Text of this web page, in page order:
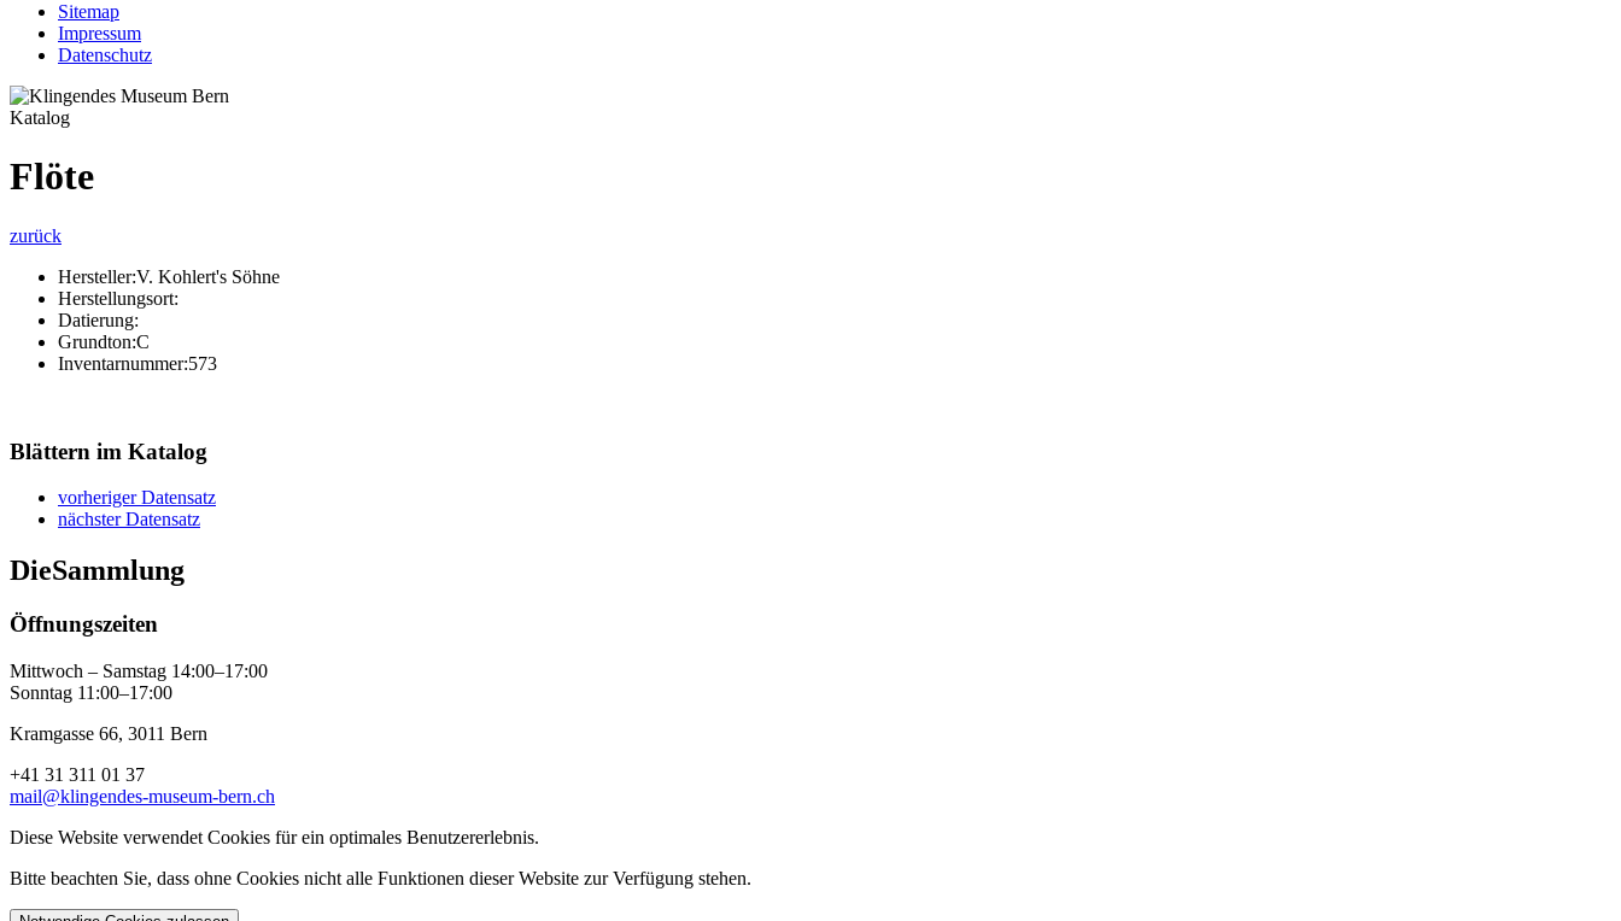
Sitemap
Impressum
Datenschutz
Katalog
Flöte
zurück
Hersteller:V. Kohlert's Söhne
Herstellungsort:
Datierung:
Grundton:C
Inventarnummer:573
Blättern im Katalog
vorheriger Datensatz
nächster Datensatz
DieSammlung
Öffnungszeiten
Mittwoch – Samstag 14:00–17:00
Sonntag 11:00–17:00
Kramgasse 66, 3011 Bern
+41 31 311 01 37
mail@klingendes-museum-bern.ch
Diese Website verwendet Cookies für ein optimales Benutzererlebnis.
Bitte beachten Sie, dass ohne Cookies nicht alle Funktionen dieser Website zur Verfügung stehen.